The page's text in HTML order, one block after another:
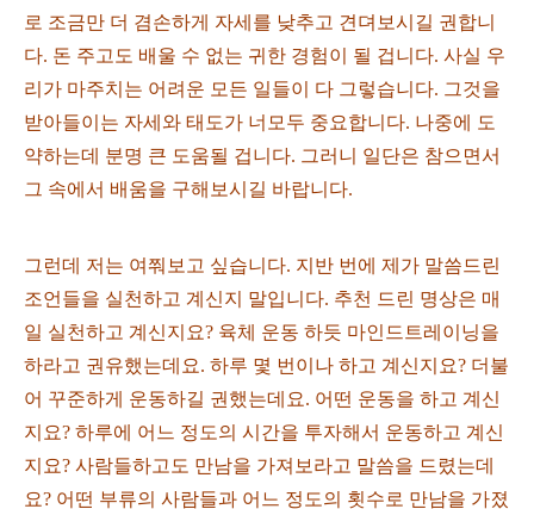
로 조금만 더 겸손하게 자세를 낮추고 견뎌보시길 권합니
다. 돈 주고도 배울 수 없는 귀한 경험이 될 겁니다. 사실 우
리가 마주치는 어려운 모든 일들이 다 그렇습니다. 그것을
받아들이는 자세와 태도가 너모두 중요합니다. 나중에 도
약하는데 분명 큰 도움될 겁니다. 그러니 일단은 참으면서
그 속에서 배움을 구해보시길 바랍니다.
그런데 저는 여쭤보고 싶습니다. 지반 번에 제가 말씀드린
조언들을 실천하고 계신지 말입니다. 추천 드린 명상은 매
일 실천하고 계신지요? 육체 운동 하듯 마인드트레이닝을
하라고 권유했는데요. 하루 몇 번이나 하고 계신지요? 더불
어 꾸준하게 운동하길 권했는데요. 어떤 운동을 하고 계신
지요? 하루에 어느 정도의 시간을 투자해서 운동하고 계신
지요? 사람들하고도 만남을 가져보라고 말씀을 드렸는데
요? 어떤 부류의 사람들과 어느 정도의 횟수로 만남을 가졌